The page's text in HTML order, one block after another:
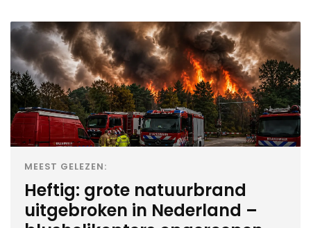
MEEST GELEZEN:
Heftig: grote natuurbrand
uitgebroken in Nederland –